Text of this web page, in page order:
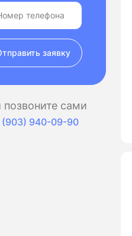
заявку
сами
(903) 940-09-90